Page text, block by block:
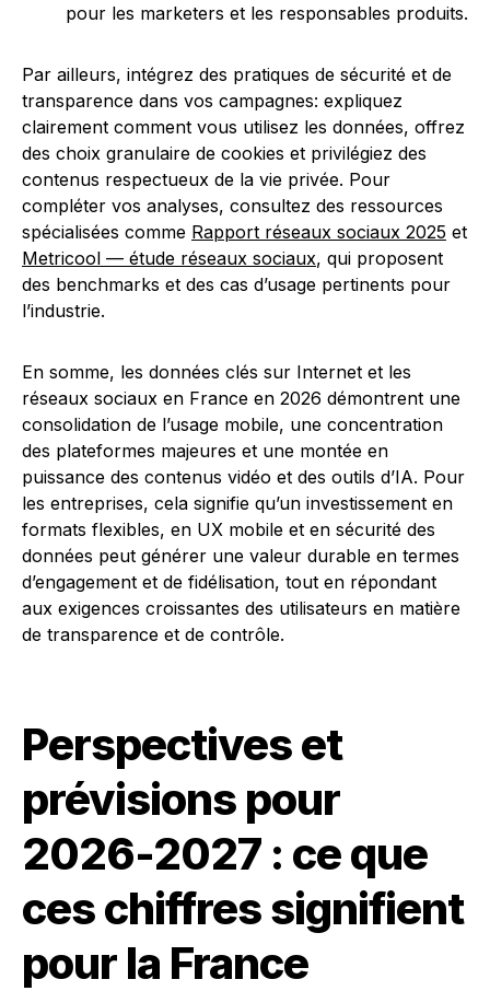
pour les marketers et les responsables produits.
Par ailleurs, intégrez des pratiques de sécurité et de
transparence dans vos campagnes: expliquez
clairement comment vous utilisez les données, offrez
des choix granulaire de cookies et privilégiez des
contenus respectueux de la vie privée. Pour
compléter vos analyses, consultez des ressources
spécialisées comme Rapport réseaux sociaux 2025 et
Metricool — étude réseaux sociaux, qui proposent
des benchmarks et des cas d’usage pertinents pour
l’industrie.
En somme, les données clés sur Internet et les
réseaux sociaux en France en 2026 démontrent une
consolidation de l’usage mobile, une concentration
des plateformes majeures et une montée en
puissance des contenus vidéo et des outils d’IA. Pour
les entreprises, cela signifie qu’un investissement en
formats flexibles, en UX mobile et en sécurité des
données peut générer une valeur durable en termes
d’engagement et de fidélisation, tout en répondant
aux exigences croissantes des utilisateurs en matière
de transparence et de contrôle.
Perspectives et
prévisions pour
2026-2027 : ce que
ces chiffres signifient
pour la France